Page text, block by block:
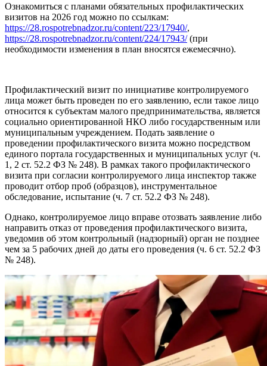
Ознакомиться с планами обязательных профилактических
визитов на 2026 год можно по ссылкам:
https://28.rospotrebnadzor.ru/content/223/17940/,
https://28.rospotrebnadzor.ru/content/224/17943/(при
необходимости изменения в план вносятся ежемесячно).
Профилактический визит по инициативе контролируемого
лица может быть проведен по его заявлению, если такое лицо
относится к субъектам малого предпринимательства, является
социально ориентированной НКО либо государственным или
муниципальным учреждением. Подать заявление о
проведении профилактического визита можно посредством
единого портала государственных и муниципальных услуг (ч.
1, 2 ст. 52.2 ФЗ № 248). В рамках такого профилактического
визита при согласии контролируемого лица инспектор также
проводит отбор проб (образцов), инструментальное
обследование, испытание (ч. 7 ст. 52.2 ФЗ № 248).
Однако, контролируемое лицо вправе отозвать заявление либо
направить отказ от проведения профилактического визита,
уведомив об этом контрольный (надзорный) орган не позднее
чем за 5 рабочих дней до даты его проведения (ч. 6 ст. 52.2 ФЗ
№ 248).